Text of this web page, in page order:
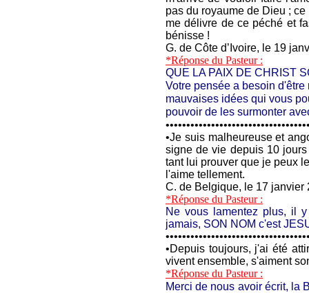
pas du royaume de Dieu ;
me délivre de ce péché et
bénisse !
G. de Côte d’Ivoire, le 19
*Réponse du Pasteur :
QUE LA PAIX DE CHRIST
Votre pensée a besoin
mauvaises idées qui vous
pouvoir de les surmonter
•Je suis malheureuse et
signe de vie depuis 10
tant lui prouver que je peux
l'aime tellement.
C. de Belgique, le 17 janvier
*Réponse du Pasteur :
Ne vous lamentez plus, il
jamais, SON NOM c'est
•Depuis toujours, j'ai été
vivent ensemble, s'aiment
*Réponse du Pasteur :
Merci de nous avoir écrit, la